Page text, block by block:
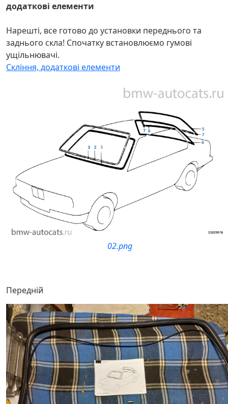
додаткові елементи
Нарешті, все готово до установки переднього та
заднього скла! Спочатку встановлюємо гумові
ущільнювачі.
Скління, додаткові елементи
02.png
Передній